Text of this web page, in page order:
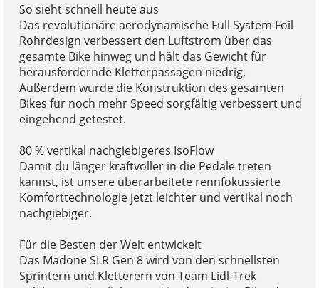
So sieht schnell heute aus
Das revolutionäre aerodynamische Full System Foil
Rohrdesign verbessert den Luftstrom über das
gesamte Bike hinweg und hält das Gewicht für
herausfordernde Kletterpassagen niedrig.
Außerdem wurde die Konstruktion des gesamten
Bikes für noch mehr Speed sorgfältig verbessert und
eingehend getestet.
80 % vertikal nachgiebigeres IsoFlow
Damit du länger kraftvoller in die Pedale treten
kannst, ist unsere überarbeitete rennfokussierte
Komforttechnologie jetzt leichter und vertikal noch
nachgiebiger.
Für die Besten der Welt entwickelt
Das Madone SLR Gen 8 wird von den schnellsten
Sprintern und Kletterern von Team Lidl-Trek